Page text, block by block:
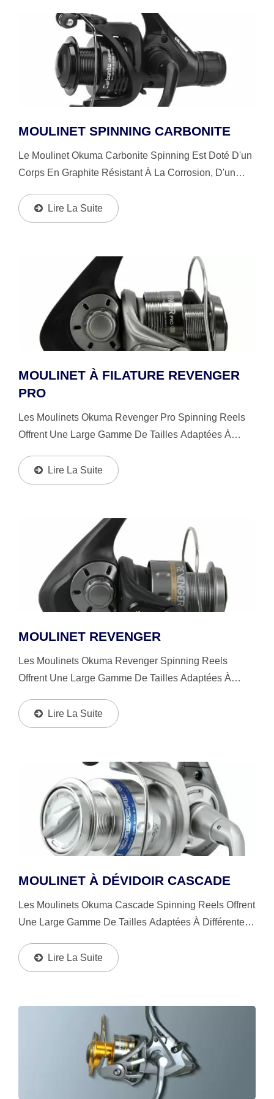
MOULINET SPINNING CARBONITE
Le Moulinet Okuma Carbonite Spinning Est Doté D'un
Corps En Graphite Résistant À La Corrosion, D'un
Équipé De CFR Technology Qui Permet Un Temps...
Lire La Suite
MOULINET À FILATURE REVENGER
PRO
Les Moulinets Okuma Revenger Pro Spinning Reels
Offrent Une Large Gamme De Tailles Adaptées À
Pêche ; Équipés D'un Système De Frein À Disque
Multiple,...
Lire La Suite
MOULINET REVENGER
Les Moulinets Okuma Revenger Spinning Reels
Offrent Une Large Gamme De Tailles Adaptées À
Pêche, Équipés D'un Système De Frein À Disque
Multiple...
Lire La Suite
MOULINET À DÉVIDOIR CASCADE
Les Moulinets Okuma Cascade Spinning Reels Offrent
Une Large Gamme De Tailles Adaptées À Différentes
Disposent D'un Système De Frein À Feutre Huilé À
Disques...
Lire La Suite